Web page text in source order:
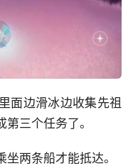
面边滑冰边收集先祖
三个任务了。
两条船才能抵达。